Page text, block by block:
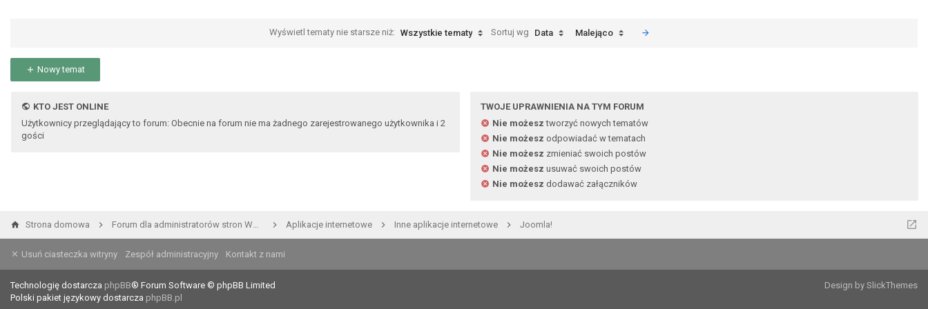
Wyświetl tematy nie starsze niż: Wszystkie tematy Sortuj wg Data Malejąco
Nowy temat
KTO JEST ONLINE
Użytkownicy przeglądający to forum: Obecnie na forum nie ma żadnego zarejestrowanego użytkownika i 2
gości
TWOJE UPRAWNIENIA NA TYM FORUM
Nie możesz tworzyć nowych tematów
Nie możesz odpowiadać w tematach
Nie możesz zmieniać swoich postów
Nie możesz usuwać swoich postów
Nie możesz dodawać załączników
Strona domowa Forum dla administratorów stron WWW i developerów Aplikacje internetowe Inne aplikacje internetowe Joomla!
Usuń ciasteczka witryny Zespół administracyjny Kontakt z nami
Technologię dostarcza phpBB® Forum Software © phpBB Limited
Polski pakiet językowy dostarcza phpBB.pl
Design by SlickThemes